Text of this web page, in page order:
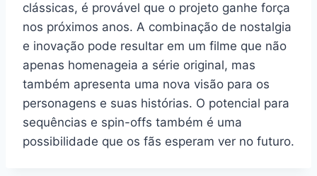
clássicas, é provável que o projeto ganhe força
nos próximos anos. A combinação de nostalgia
e inovação pode resultar em um filme que não
apenas homenageia a série original, mas
também apresenta uma nova visão para os
personagens e suas histórias. O potencial para
sequências e spin-offs também é uma
possibilidade que os fãs esperam ver no futuro.